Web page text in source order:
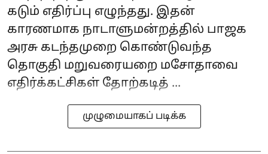
கடும் எதிர்ப்பு எழுந்தது. இதன்
காரணமாக நாடாளுமன்றத்தில் பாஜக
அரசு கடந்தமுறை கொண்டுவந்த
தொகுதி மறுவரையறை மசோதாவை
எதிர்க்கட்சிகள் தோற்கடித் ...
முழுமையாகப் படிக்க